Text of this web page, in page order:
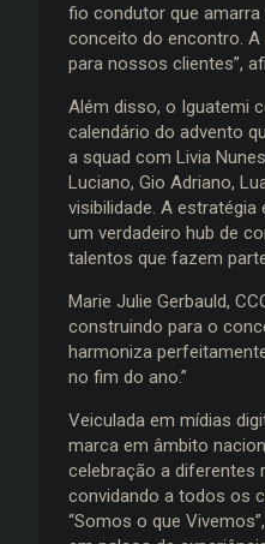
fio condutor que
conceito do encontro. A
para nossos clientes”,
Além disso, o Iguatemi
calendário do advento
a squad com Livia
Luciano, Gio Adriano,
visibilidade. A
um verdadeiro hub de
talentos que fazem
Marie Julie Gerbauld,
construindo para o
harmoniza
no fim do ano.”
Veiculada em mídias
marca em âmbito
celebração a diferentes
convidando a todos os
“Somos o que